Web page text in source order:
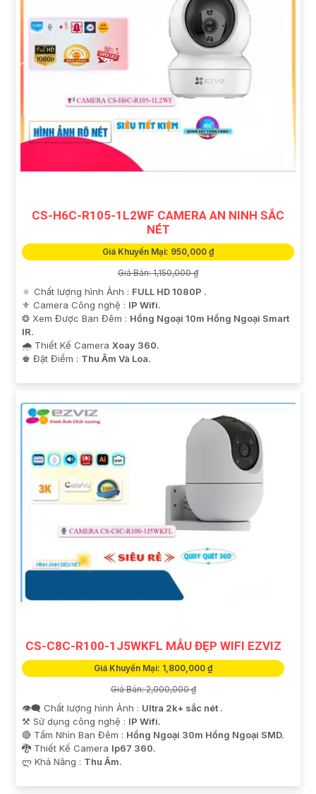
CS-H6C-R105-1L2WF CAMERA AN NINH SẮC
NÉT
Giá Khuyến Mại: 950,000 ₫
Giá Bán: 1,150,000 ₫
🔅 Chất lượng hình Ảnh : FULL HD 1080P .
⚜️ Camera Công nghệ : IP Wifi.
❂ Xem Được Ban Đêm : Hồng Ngoại 10m Hồng Ngoại Smart
IR.
🌧️ Thiết Kế Camera Xoay 360.
️♚ Đặt Điểm : Thu Âm Và Loa.
CS-C8C-R100-1J5WKFL MẪU ĐẸP WIFI EZVIZ
Giá Khuyến Mại: 1,800,000 ₫
Giá Bán: 2,000,000 ₫
👁️‍🗨 Chất lượng hình Ảnh : Ultra 2k+ sắc nét .
⚒ Sử dụng công nghệ : IP Wifi.
🔴 Tầm Nhìn Ban Đêm : Hồng Ngoại 30m Hồng Ngoại SMD.
🐉️ Thiết Kế Camera Ip67 360.
️ლ Khả Năng : Thu Âm.